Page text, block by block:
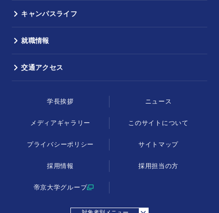
キャンパスライフ
就職情報
交通アクセス
学長挨拶 ニュース
メディアギャラリー このサイトについて
プライバシーポリシー サイトマップ
採用情報 採用担当の方
帝京大学グループ